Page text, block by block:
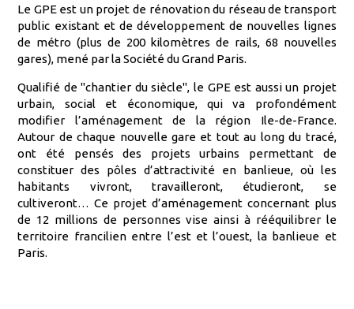
Le GPE est un projet de rénovation du réseau de transport
public existant et de développement de nouvelles lignes
de métro (plus de 200 kilomètres de rails, 68 nouvelles
gares), mené par la Société du Grand Paris.
Qualifié de "chantier du siècle", le GPE est aussi un projet
urbain, social et économique, qui va profondément
modifier l’aménagement de la région Ile-de-France.
Autour de chaque nouvelle gare et tout au long du tracé,
ont été pensés des projets urbains permettant de
constituer des pôles d’attractivité en banlieue, où les
habitants vivront, travailleront, étudieront, se
cultiveront… Ce projet d’aménagement concernant plus
de 12 millions de personnes vise ainsi à rééquilibrer le
territoire francilien entre l’est et l’ouest, la banlieue et
Paris.